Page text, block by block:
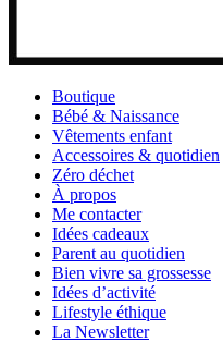
Boutique
Bébé & Naissance
Vêtements enfant
Accessoires & quotidien
Zéro déchet
À propos
Me contacter
Idées cadeaux
Parent au quotidien
Bien vivre sa grossesse
Idées d’activité
Lifestyle éthique
La Newsletter